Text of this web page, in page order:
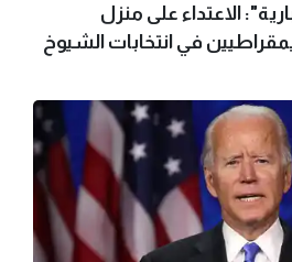
الاعتداء على منزل
في انتخابات الشيوخ